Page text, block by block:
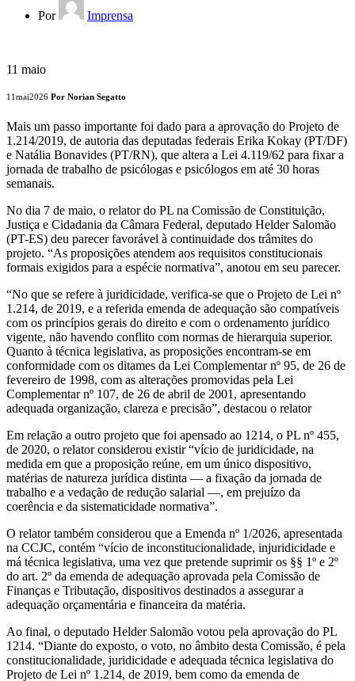
Por Imprensa
11 maio
11mai2026 Por Norian Segatto
Mais um passo importante foi dado para a aprovação do Projeto de
1.214/2019, de autoria das deputadas federais Erika Kokay (PT/DF)
e Natália Bonavides (PT/RN), que altera a Lei 4.119/62 para fixar a
jornada de trabalho de psicólogas e psicólogos em até 30 horas
semanais.
No dia 7 de maio, o relator do PL na Comissão de Constituição,
Justiça e Cidadania da Câmara Federal, deputado Helder Salomão
(PT-ES) deu parecer favorável à continuidade dos trâmites do
projeto. “As proposições atendem aos requisitos constitucionais
formais exigidos para a espécie normativa”, anotou em seu parecer.
“No que se refere à juridicidade, verifica-se que o Projeto de Lei nº
1.214, de 2019, e a referida emenda de adequação são compatíveis
com os princípios gerais do direito e com o ordenamento jurídico
vigente, não havendo conflito com normas de hierarquia superior.
Quanto à técnica legislativa, as proposições encontram-se em
conformidade com os ditames da Lei Complementar nº 95, de 26 de
fevereiro de 1998, com as alterações promovidas pela Lei
Complementar nº 107, de 26 de abril de 2001, apresentando
adequada organização, clareza e precisão”, destacou o relator
Em relação a outro projeto que foi apensado ao 1214, o PL nº 455,
de 2020, o relator considerou existir “vício de juridicidade, na
medida em que a proposição reúne, em um único dispositivo,
matérias de natureza jurídica distinta — a fixação da jornada de
trabalho e a vedação de redução salarial —, em prejuízo da
coerência e da sistematicidade normativa”.
O relator também considerou que a Emenda nº 1/2026, apresentada
na CCJC, contém “vício de inconstitucionalidade, injuridicidade e
má técnica legislativa, uma vez que pretende suprimir os §§ 1º e 2º
do art. 2º da emenda de adequação aprovada pela Comissão de
Finanças e Tributação, dispositivos destinados a assegurar a
adequação orçamentária e financeira da matéria.
Ao final, o deputado Helder Salomão votou pela aprovação do PL
1214. “Diante do exposto, o voto, no âmbito desta Comissão, é pela
constitucionalidade, juridicidade e adequada técnica legislativa do
Projeto de Lei nº 1.214, de 2019, bem como da emenda de